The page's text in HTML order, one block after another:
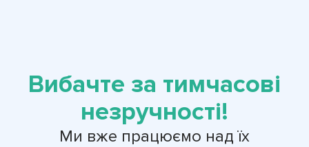
Вибачте за тимчасові
незручності!
Ми вже працюємо над їх